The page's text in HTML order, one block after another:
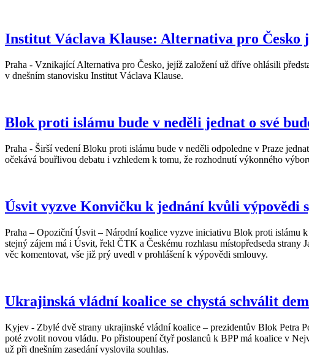
Institut Václava Klause: Alternativa pro Česko
Praha - Vznikající Alternativa pro Česko, jejíž založení už dříve ohlásili
v dnešním stanovisku Institut Václava Klause.
Blok proti islámu bude v neděli jednat o své
Praha - Širší vedení Bloku proti islámu bude v neděli odpoledne v Praze
očekává bouřlivou debatu i vzhledem k tomu, že rozhodnutí výkonného
Úsvit vyzve Konvičku k jednání kvůli výpovědi
Praha – Opoziční Úsvit – Národní koalice vyzve iniciativu Blok proti islámu
stejný zájem má i Úsvit, řekl ČTK a Českému rozhlasu místopředseda
věc komentovat, vše již prý uvedl v prohlášení k výpovědi smlouvy.
Ukrajinská vládní koalice se chystá schválit
Kyjev - Zbylé dvě strany ukrajinské vládní koalice – prezidentův Blok Petra
poté zvolit novou vládu. Po přistoupení čtyř poslanců k BPP má koalice v
už při dnešním zasedání vyslovila souhlas.